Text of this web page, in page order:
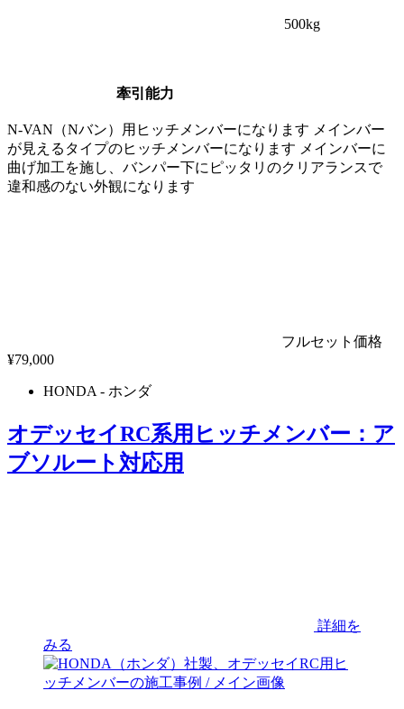
牽引能力
500kg
N-VAN（Nバン）用ヒッチメンバーになります メインバー
が見えるタイプのヒッチメンバーになります メインバーに
曲げ加工を施し、バンパー下にピッタリのクリアランスで
違和感のない外観になります
フルセット価格
¥79,000
HONDA - ホンダ
オデッセイRC系用ヒッチメンバー：ア
ブソルート対応用
詳細を
みる